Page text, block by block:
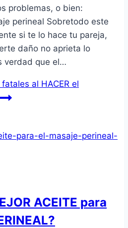
problemas, o bien:
perineal Sobretodo este
si te lo hace tu pareja,
daño no aprieta lo
verdad que el…
fatales al HACER el
ACEITE para